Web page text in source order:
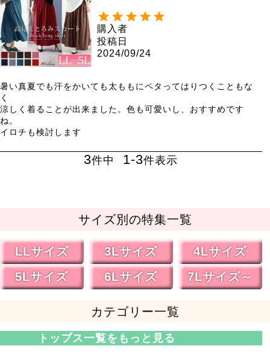
購入者
投稿日
2024/09/24
暑い真夏でも汗をかいても太ももにペタってはりつくこともな
く
涼しく着ることが出来ました。色も可愛いし、おすすめです
ね。
イロチも検討します
3件中 1-3件表示
サイズ別の特集一覧
LLサイズ 3Lサイズ
4Lサイズ
5Lサイズ
6Lサイズ 7Lサイズ～
カテゴリー一覧
トップス一覧をもっと見る